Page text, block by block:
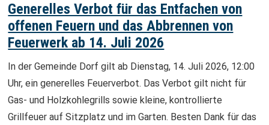
Generelles Verbot für das Entfachen von
offenen Feuern und das Abbrennen von
Feuerwerk ab 14. Juli 2026
In der Gemeinde Dorf gilt ab Dienstag, 14. Juli 2026, 12:00
Uhr, ein generelles Feuerverbot. Das Verbot gilt nicht für
Gas- und Holzkohlegrills sowie kleine, kontrollierte
Grillfeuer auf Sitzplatz und im Garten. Besten Dank für das